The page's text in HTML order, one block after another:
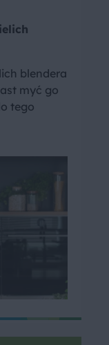
blendera
myć go
tego